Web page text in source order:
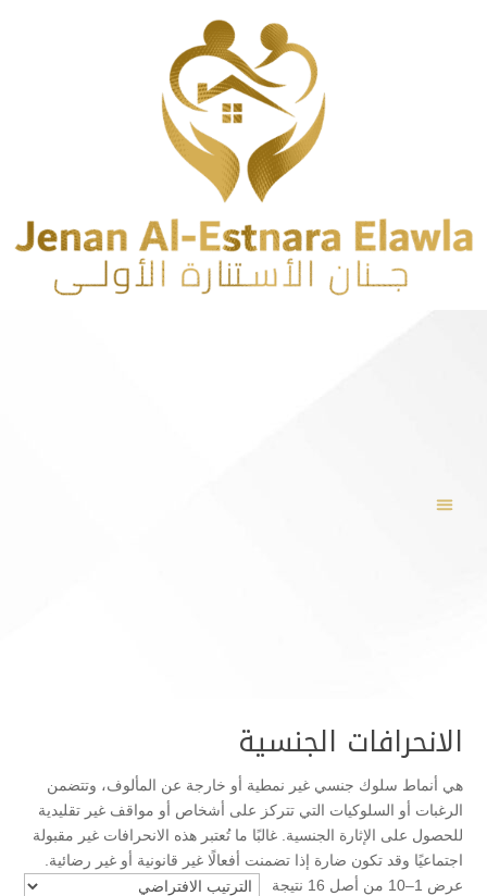
الانحرافات الجنسية
هي أنماط سلوك جنسي غير نمطية أو خارجة عن المألوف، وتتضمن
الرغبات أو السلوكيات التي تتركز على أشخاص أو مواقف غير تقليدية
للحصول على الإثارة الجنسية. غالبًا ما تُعتبر هذه الانحرافات غير مقبولة
اجتماعيًا وقد تكون ضارة إذا تضمنت أفعالًا غير قانونية أو غير رضائية.
عرض 1–10 من أصل 16 نتيجة